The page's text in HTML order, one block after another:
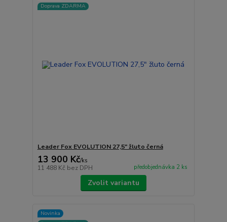
Doprava ZDARMA
Leader Fox EVOLUTION 27,5" žluto černá
13 900 Kč/ks
11 488 Kč bez DPH předobjednávka 2 ks
Zvolit variantu
Novinka